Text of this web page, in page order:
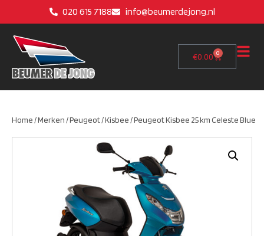
020 615 7188 info@beumerdejong.nl
€0.00 0
Home /Merken /Peugeot/Kisbee / Peugeot Kisbee 25 km Celeste Blue